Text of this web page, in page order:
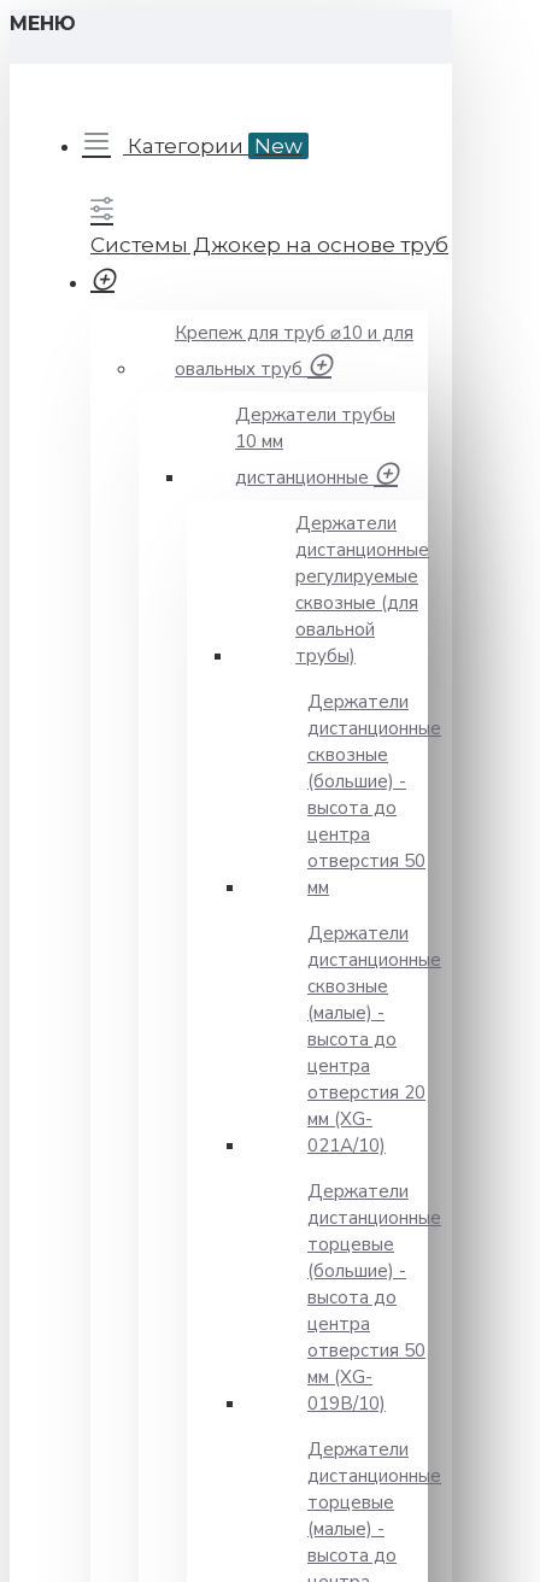
МЕНЮ
Категории New
Системы Джокер на основе труб
Крепеж для труб ⌀10 и для
овальных труб
Держатели трубы
10 мм
дистанционные
Держатели
дистанционные
регулируемые
сквозные (для
овальной
трубы)
Держатели
дистанционные
сквозные
(большие) -
высота до
центра
отверстия 50
мм
Держатели
дистанционные
сквозные
(малые) -
высота до
центра
отверстия 20
мм (XG-
021A/10)
Держатели
дистанционные
торцевые
(большие) -
высота до
центра
отверстия 50
мм (XG-
019B/10)
Держатели
дистанционные
торцевые
(малые) -
высота до